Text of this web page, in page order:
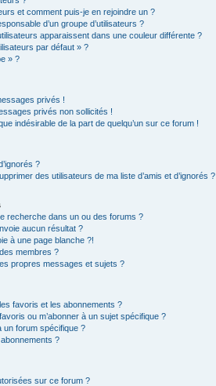
et comment puis-je en rejoindre un ?
d’un groupe d’utilisateurs ?
apparaissent dans une couleur différente ?
par défaut » ?
» ?
privés !
privés non sollicités !
indésirable de la part de quelqu’un sur ce forum !
?
des utilisateurs de ma liste d’amis et d’ignorés ?
recherche dans un ou des forums ?
aucun résultat ?
à une page blanche ?!
membres ?
propres messages et sujets ?
favoris et les abonnements ?
ou m’abonner à un sujet spécifique ?
un forum spécifique ?
?
sur ce forum ?